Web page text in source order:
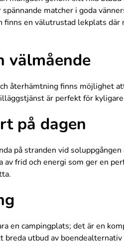
matcher i goda
finns en välutrustad lekplats
välmående
återhämtning finns möjlighet
är perfekt för
på dagen
på stranden vid
av frid och energi som ger en
en campingplats; det är en
breda utbud av